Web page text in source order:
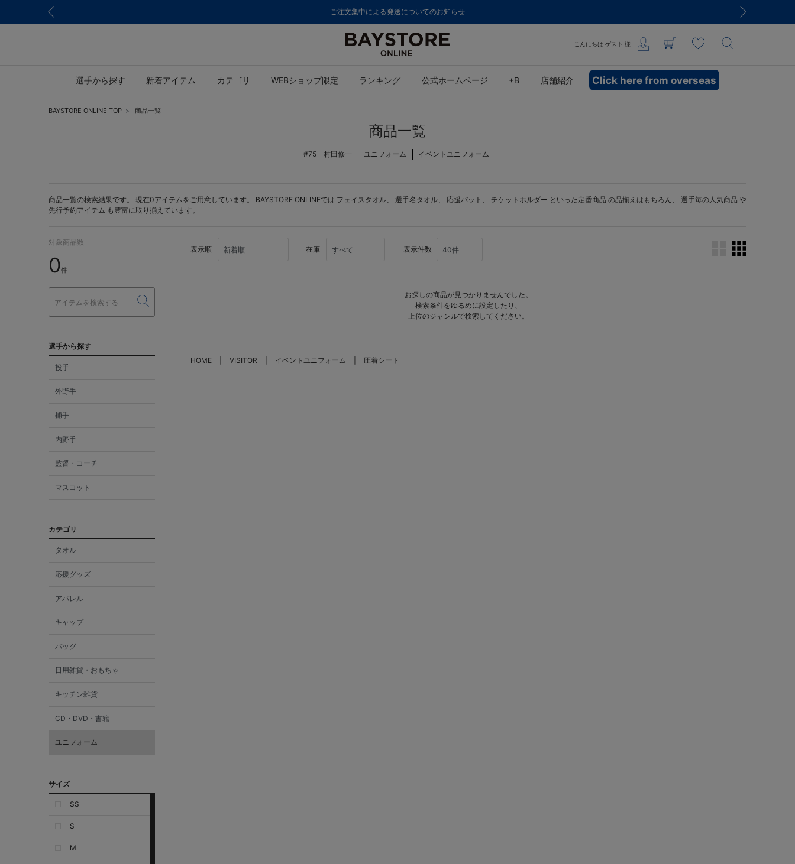
ご注文集中による発送についてのお知らせ
こんにちは ゲスト 様
選手から探す 新着アイテム カテゴリ WEBショップ限定 ランキング 公式ホームページ +B 店舗紹介 Click here from overseas
BAYSTORE ONLINE TOP 商品一覧
商品一覧
#75 村田修一 ユニフォーム イベントユニフォーム
商品一覧の検索結果です。 現在0アイテムをご用意しています。 BAYSTORE ONLINEでは フェイスタオル、 選手名タオル、 応援バット 、 チケットホルダー といった定番商品 の品揃えはもちろん、 選手毎の人気商品 や
先行予約アイテム も豊富に取り揃えています。
対象商品数
0件
選手から探す
投手
外野手
捕手
内野手
監督・コーチ
マスコット
カテゴリ
タオル
応援グッズ
アパレル
キャップ
バッグ
日用雑貨・おもちゃ
キッチン雑貨
CD・DVD・書籍
ユニフォーム
サイズ
SS
S
M
表示順 在庫 表示件数
お探しの商品が見つかりませんでした。
検索条件をゆるめに設定したり、
上位のジャンルで検索してください。
HOME VISITOR イベントユニフォーム 圧着シート